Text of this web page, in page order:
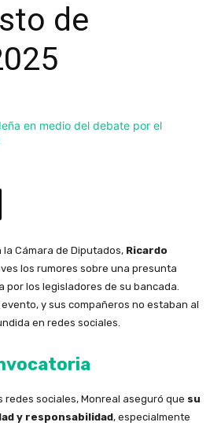
de
Cámara de Diputados, Ricardo
los rumores sobre una presunta
por los legisladores de su bancada.
y sus compañeros no estaban al
en redes sociales.
redes sociales, Monreal aseguró que su
y responsabilidad, especialmente